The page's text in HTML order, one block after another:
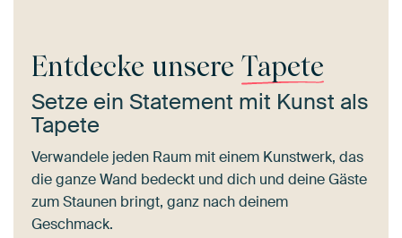
Entdecke unsere Tapete
Setze ein Statement mit Kunst als
Tapete
Verwandele jeden Raum mit einem Kunstwerk, das
die ganze Wand bedeckt und dich und deine Gäste
zum Staunen bringt, ganz nach deinem
Geschmack.